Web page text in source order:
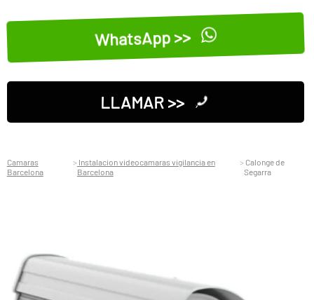
WhatsApp >>
LLAMAR >>
Camaras
Barcelona
Instalacion videocamaras vigilancia en
Barcelona
Calonge de
Segarra